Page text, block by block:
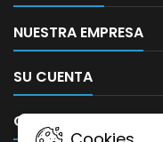
NUESTRA EMPRESA
SU CUENTA
CONTACTO